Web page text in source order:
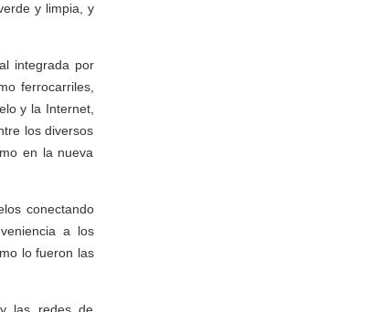
y limpia, y
integrada por
ferrocarriles,
y la Internet,
los diversos
en la nueva
conectando
a los
lo fueron las